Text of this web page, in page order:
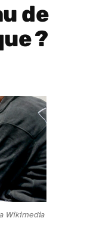
de
?
Wikimedia